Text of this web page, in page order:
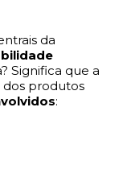
da
Significa que a
dos produtos
: